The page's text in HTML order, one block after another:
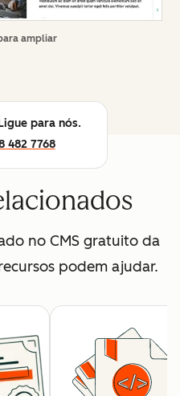
ampliar
para nós.
482 7768
no CMS gratuito da
podem ajudar.